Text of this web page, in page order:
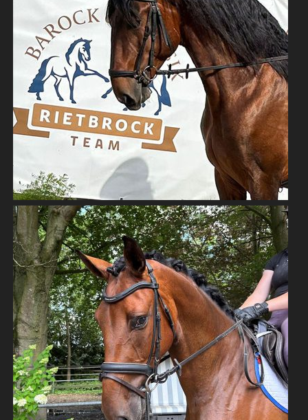
PRE WALLACH 6 JAHRE MIT POTENTIAL
PRE - PURA RAZA ESPAÑOLA
NACHWUCHSTALENT VON LORDANOS
WARMBLÜTER